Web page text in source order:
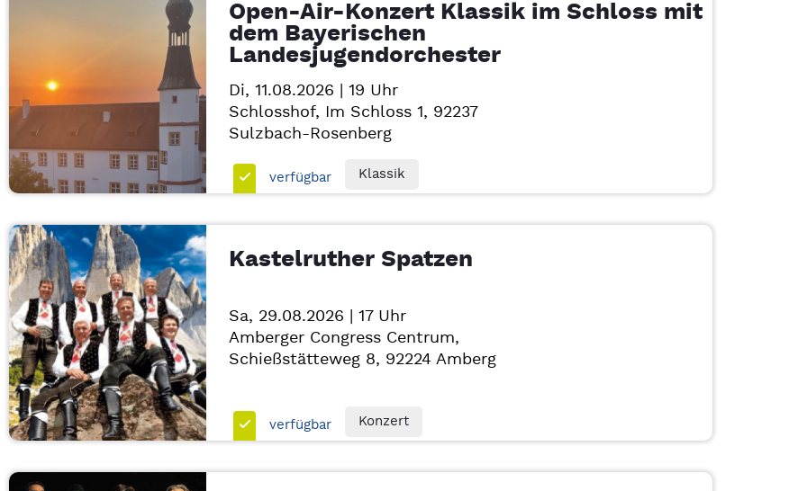
Open-Air-Konzert Klassik im Schloss mit
dem Bayerischen
Landesjugendorchester
Di, 11.08.2026 | 19 Uhr
Schlosshof, Im Schloss 1, 92237
Sulzbach-Rosenberg
verfügbar Klassik
Kastelruther Spatzen
Sa, 29.08.2026 | 17 Uhr
Amberger Congress Centrum,
Schießstätteweg 8, 92224 Amberg
verfügbar Konzert